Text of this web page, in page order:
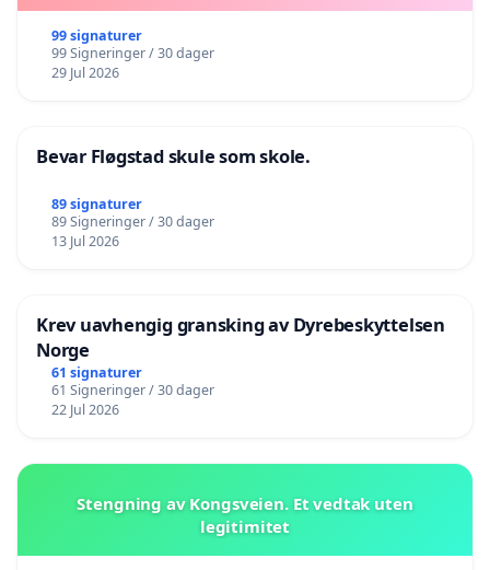
99 signaturer
99 Signeringer / 30 dager
29 Jul 2026
Bevar Fløgstad skule som skole.
89 signaturer
89 Signeringer / 30 dager
13 Jul 2026
Krev uavhengig gransking av Dyrebeskyttelsen
Norge
61 signaturer
61 Signeringer / 30 dager
22 Jul 2026
Stengning av Kongsveien. Et vedtak uten
legitimitet